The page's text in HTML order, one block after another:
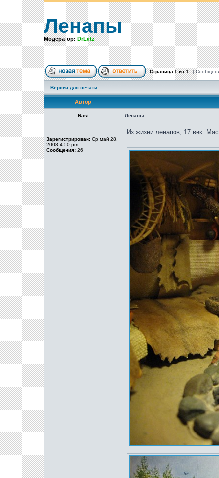
Ленапы
Модератор:DrLutz
Страница1из1 [
Версия для печати
Автор
Nast Ленапы
Зарегистрирован: Ср май 28,
2008 4:50 pm
Сообщения: 26
Из жизни ленапов, 17 век.